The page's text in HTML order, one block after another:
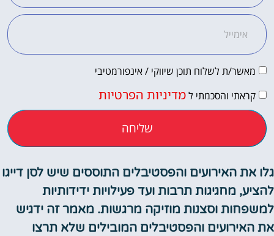
מאשר/ת לשלוח תוכן שיווקי / אינפורמטיבי
קראתי והסכמתי למדיניות הפרטיות
שליחה
גלו את האירועים והפסטיבלים התוססים שיש לסן דייגו
להציע, מחגיגות תרבות ועד פעילויות ידידותיות
למשפחות וסצנות מוזיקה מרגשות. מאמר זה ידגיש
את האירועים והפסטיבלים המובילים שלא תרצו